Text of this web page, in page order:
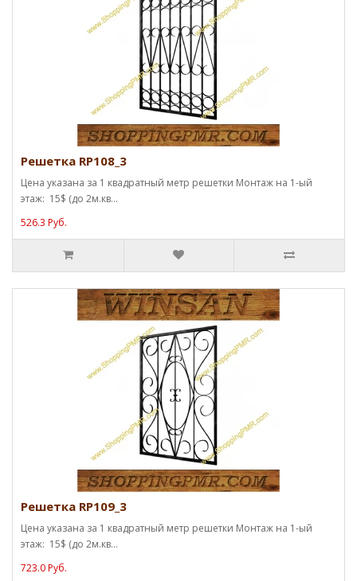
Решетка RP108_3
Цена указана за 1 квадратный метр решетки Монтаж на 1-ый
этаж: 15$ (до 2м.кв...
526.3 Руб.
Решетка RP109_3
Цена указана за 1 квадратный метр решетки Монтаж на 1-ый
этаж: 15$ (до 2м.кв...
723.0 Руб.